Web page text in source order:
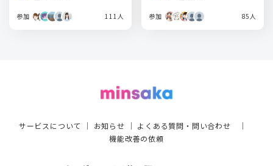
参加 111人 参加 85人
サービスについて ｜ お知らせ ｜ よくある質問・問い合わせ ｜
機能改善の依頼